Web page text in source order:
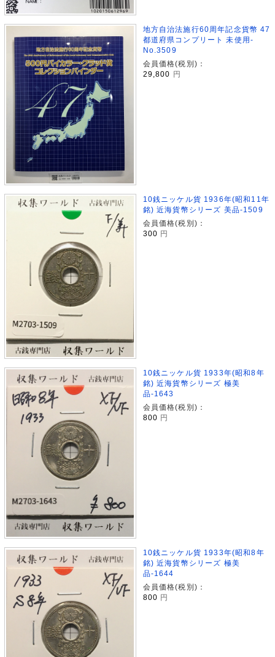
地方自治法施行60周年記念貨幣 47
都道府県コンプリート 未使用-
No.3509
会員価格(税別)：
29,800 円
10銭ニッケル貨 1936年(昭和11年
銘) 近海貨幣シリーズ 美品-1509
会員価格(税別)：
300 円
10銭ニッケル貨 1933年(昭和8年
銘) 近海貨幣シリーズ 極美
品-1643
会員価格(税別)：
800 円
10銭ニッケル貨 1933年(昭和8年
銘) 近海貨幣シリーズ 極美
品-1644
会員価格(税別)：
800 円